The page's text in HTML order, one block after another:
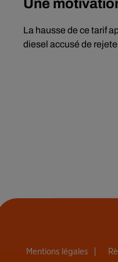
Une
La hausse de ce tarif
diesel accusé de
Mentions légales